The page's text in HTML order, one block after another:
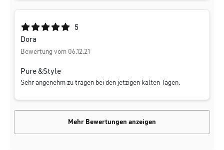
Durchschnittliche Bewertung von 5 von 5 Sternen
5
Dora
Bewertung vom 06.12.21
Pure &Style
Sehr angenehm zu tragen bei den jetzigen kalten Tagen.
Mehr Bewertungen anzeigen